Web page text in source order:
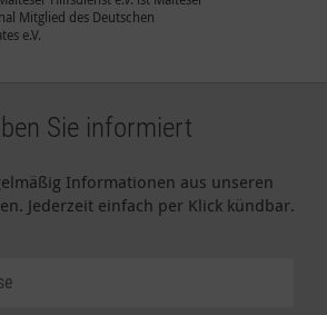
Mitglied des Deutschen
e.V.
Sie informiert
Informationen aus unseren
Jederzeit einfach per Klick kündbar.